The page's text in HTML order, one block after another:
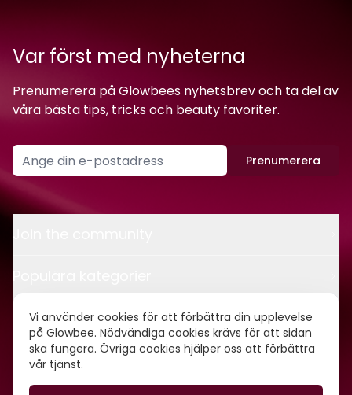
Vi använder cookies för att förbättra din upplevelse
på Glowbee. Nödvändiga cookies krävs för att sidan
ska fungera. Övriga cookies hjälper oss att förbättra
vår tjänst.
Var först med nyheterna
Prenumerera på Glowbees nyhetsbrev och ta del av
våra bästa tips, tricks och beauty favoriter.
Prenumerera
Kontakt
Om oss